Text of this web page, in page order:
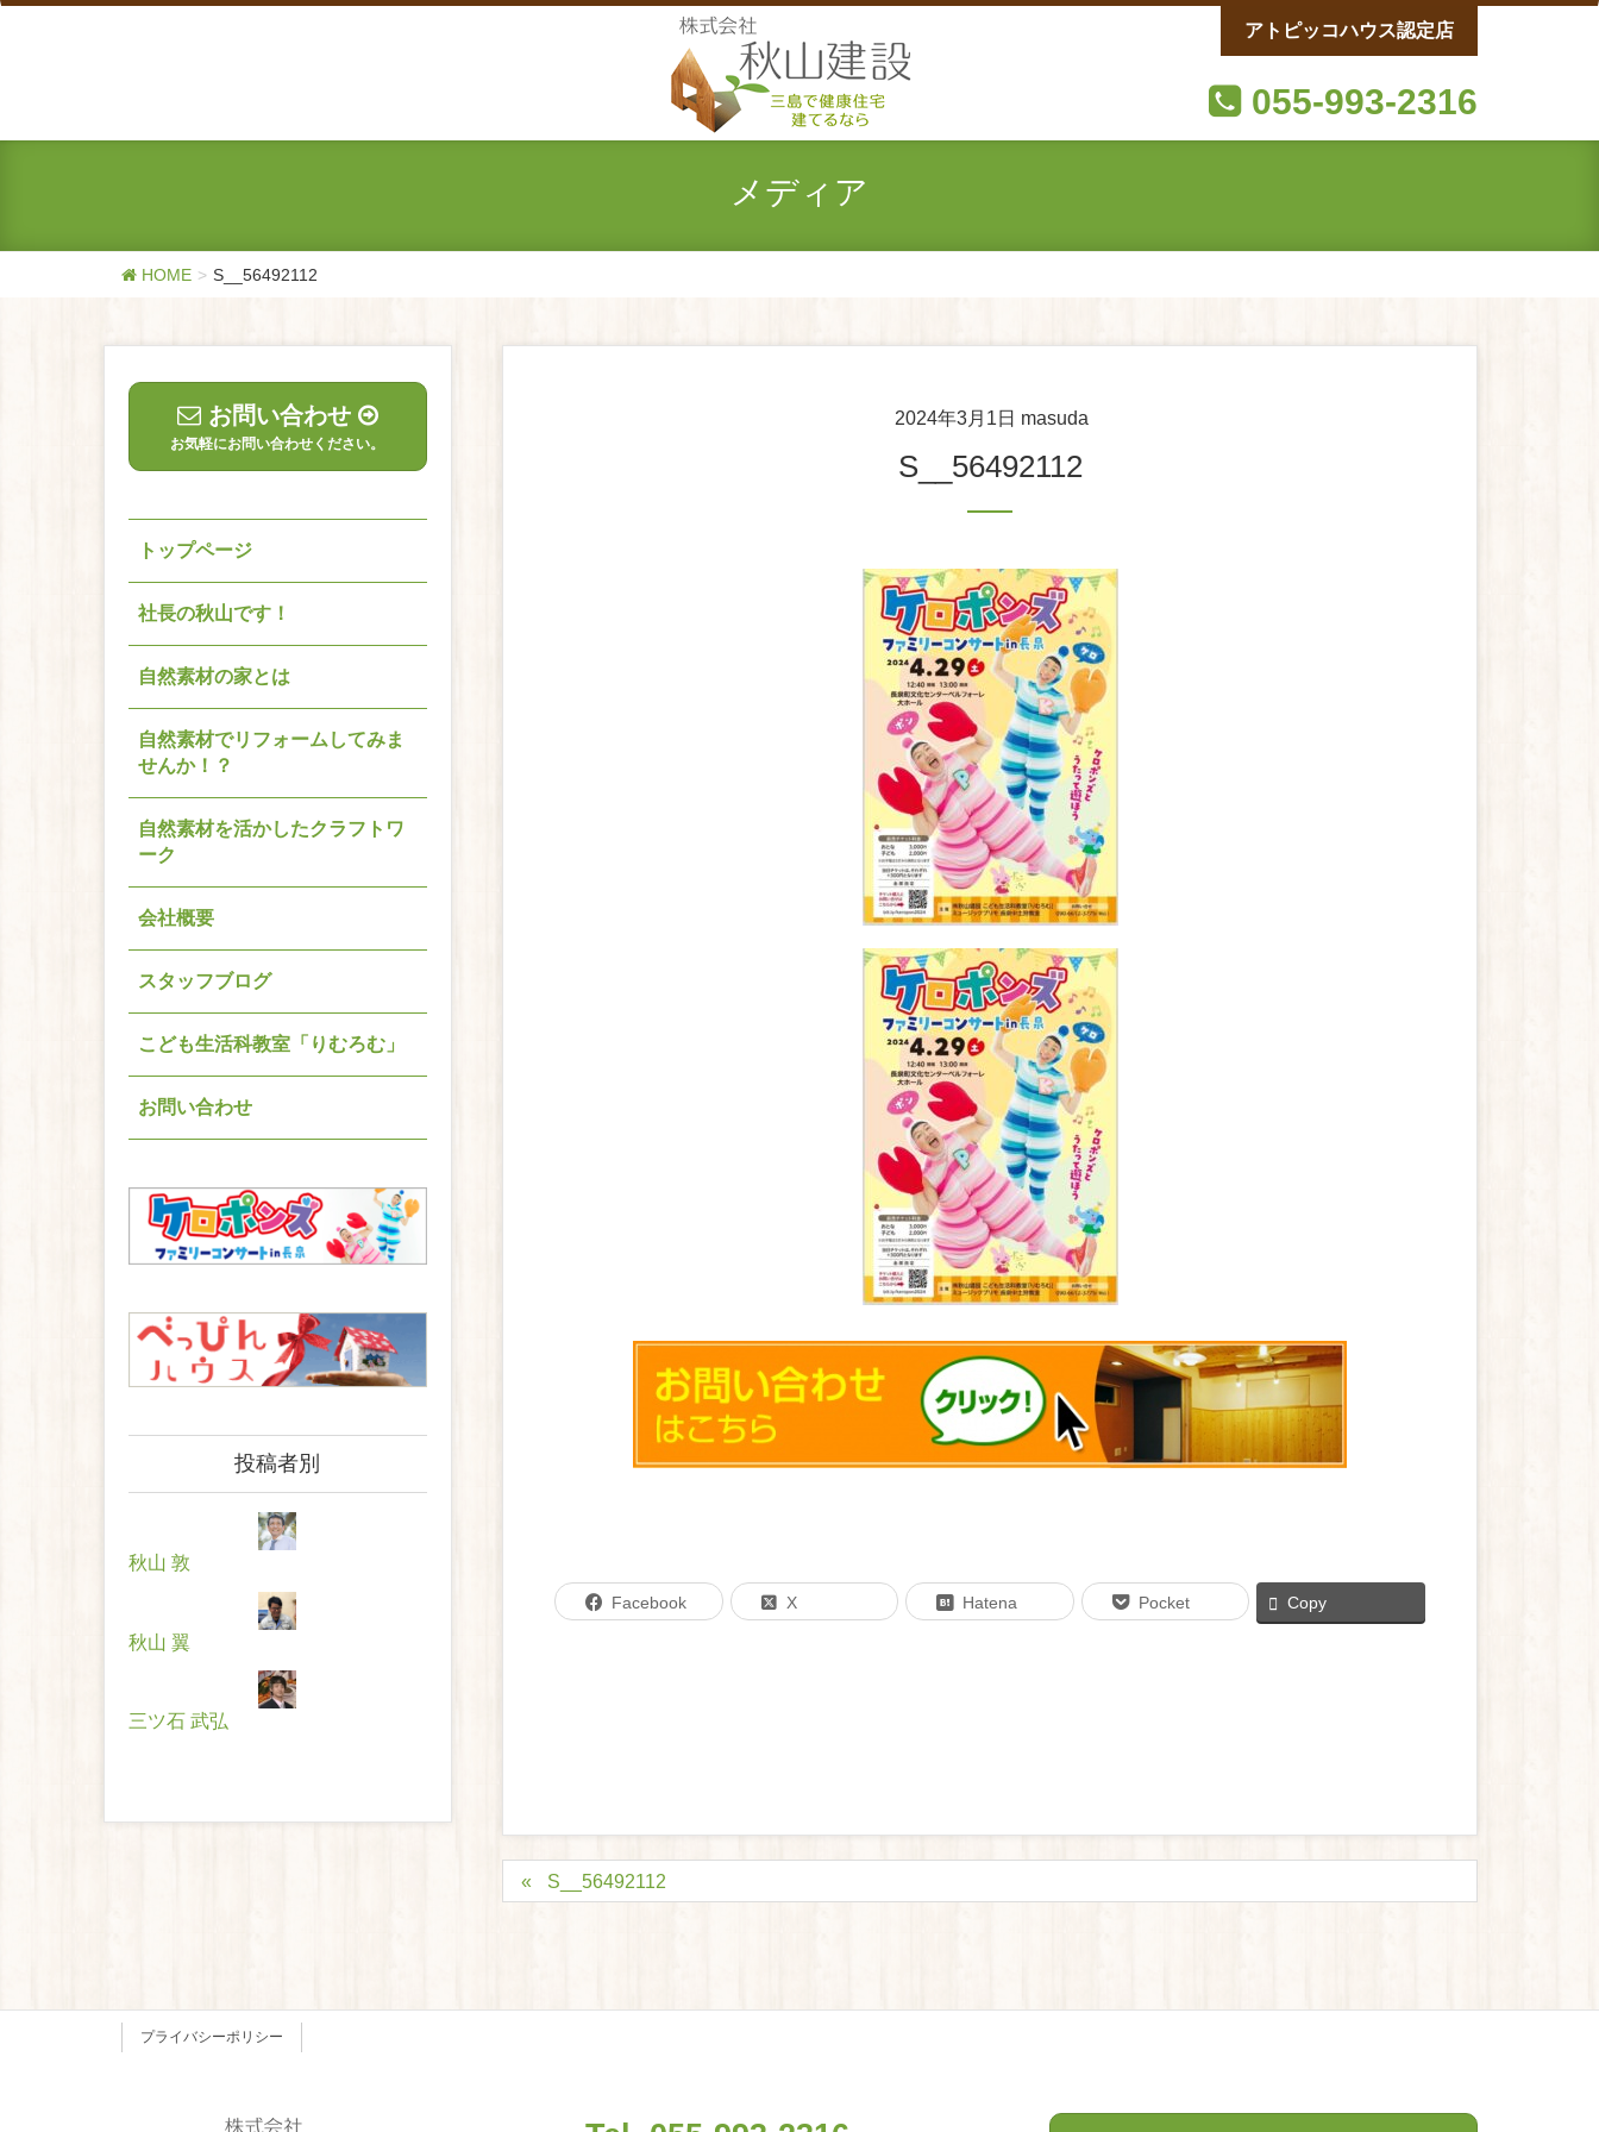
055-993-2316
アトピッコハウス認定店
メディア
HOME S__56492112
2024年3月1日 masuda
S__56492112
Facebook X Hatena Pocket Copy
S__56492112
お問い合わせ
お気軽にお問い合わせください。
トップページ
社長の秋山です！
自然素材の家とは
自然素材でリフォームしてみま
せんか！？
自然素材を活かしたクラフトワ
ーク
会社概要
スタッフブログ
こども生活科教室「りむろむ」
お問い合わせ
投稿者別
秋山 敦
秋山 翼
三ツ石 武弘
プライバシーポリシー